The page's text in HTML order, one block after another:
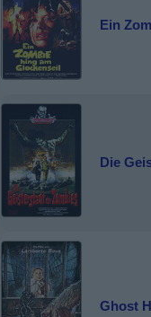
Ein
Die
Ghost